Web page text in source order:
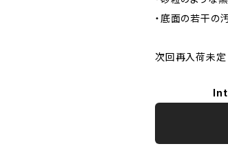
・底面の若干の
次回再入荷未定